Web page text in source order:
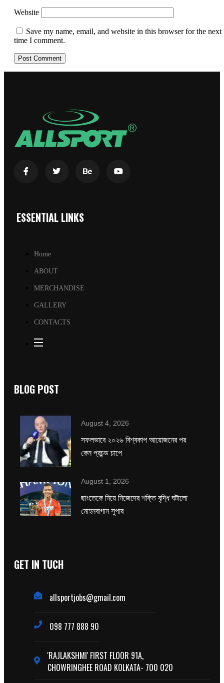
Website
Save my name, email, and website in this browser for the next
time I comment.
ESSENTIAL LINKS
Home
ABOUT
MERCHANDISE
GALLERY
CONTACTS
BLOG POST
August 4, 2026
সফলভাবে ২০২৬ বিশ্বকাপ আয়োজনের পর
কেন প্রচন্ড চাপে
August 1, 2026
ছাংতেকে নিয়ে নিজেদের শক্তি বৃদ্ধি ঘটালো
মোহনবাগান সুপার
GET IN TUCH
allsportjobs@gmail.com
098 777 888 90
'RAJLAKSHMI' FIRST FLOOR 91A,
CHOWRINGHEE ROAD KOLKATA- 700 020